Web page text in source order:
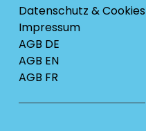
Datenschutz & Cookies
Impressum
AGB DE
AGB EN
AGB FR